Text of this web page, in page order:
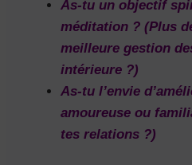
As-tu un objectif
méditation ? (Plus
meilleure gestion
intérieure ?)
As-tu l’envie
amoureuse ou
tes relations ?)